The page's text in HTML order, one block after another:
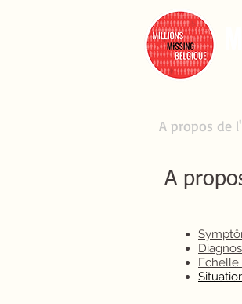
A propos de
A
A propos de